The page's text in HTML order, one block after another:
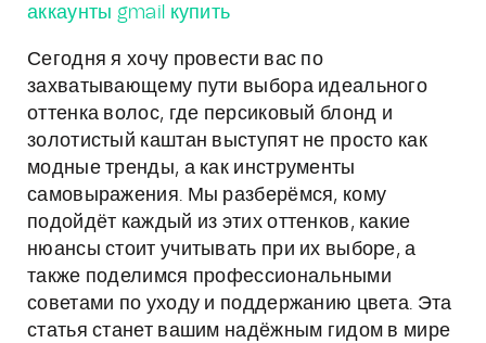
аккаунты gmail купить
Сегодня я хочу провести вас по
захватывающему пути выбора идеального
оттенка волос, где персиковый блонд и
золотистый каштан выступят не просто как
модные тренды, а как инструменты
самовыражения. Мы разберёмся, кому
подойдёт каждый из этих оттенков, какие
нюансы стоит учитывать при их выборе, а
также поделимся профессиональными
советами по уходу и поддержанию цвета. Эта
статья станет вашим надёжным гидом в мире